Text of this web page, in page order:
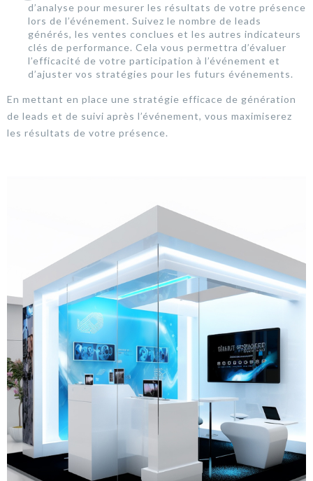
d’analyse pour mesurer les résultats de votre présence
lors de l’événement. Suivez le nombre de leads
générés, les ventes conclues et les autres indicateurs
clés de performance. Cela vous permettra d’évaluer
l’efficacité de votre participation à l’événement et
d’ajuster vos stratégies pour les futurs événements.
En mettant en place une stratégie efficace de génération
de leads et de suivi après l’événement, vous maximiserez
les résultats de votre présence.